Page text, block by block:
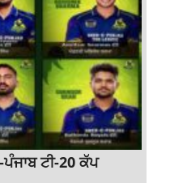
ਟੀ-20 ਕੱਪ